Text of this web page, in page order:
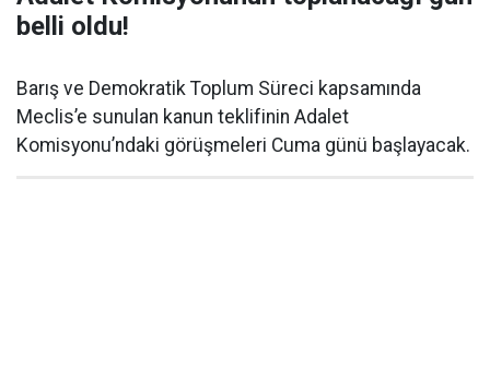
belli oldu!
Barış ve Demokratik Toplum Süreci kapsamında
Meclis’e sunulan kanun teklifinin Adalet
Komisyonu’ndaki görüşmeleri Cuma günü başlayacak.